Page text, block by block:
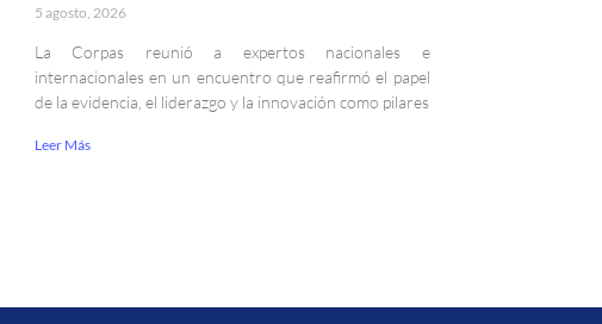
5 agosto, 2026
La Corpas reunió a expertos nacionales e
internacionales en un encuentro que reafirmó el papel
de la evidencia, el liderazgo y la innovación como pilares
Leer Más